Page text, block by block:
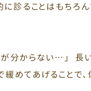
診ることはもちろ
分からない…」 長
めてあげることで